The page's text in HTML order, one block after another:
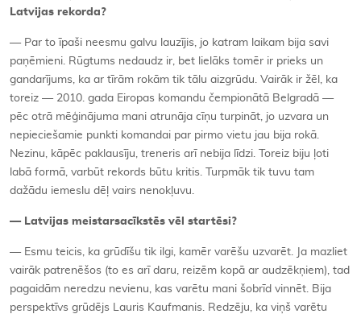
Latvijas rekorda?
— Par to īpaši neesmu galvu lauzījis, jo katram laikam bija savi
paņēmieni. Rūgtums nedaudz ir, bet lielāks tomēr ir prieks un
gandarījums, ka ar tīrām rokām tik tālu aizgrūdu. Vairāk ir žēl, ka
toreiz — 2010. gada Eiropas komandu čempionātā Belgradā —
pēc otrā mēģinājuma mani atrunāja cīņu turpināt, jo uzvara un
nepieciešamie punkti komandai par pirmo vietu jau bija rokā.
Nezinu, kāpēc paklausīju, treneris arī nebija līdzi. Toreiz biju ļoti
labā formā, varbūt rekords būtu kritis. Turpmāk tik tuvu tam
dažādu iemeslu dēļ vairs nenokļuvu.
— Latvijas meistarsacīkstēs vēl startēsi?
— Esmu teicis, ka grūdīšu tik ilgi, kamēr varēšu uzvarēt. Ja mazliet
vairāk patrenēšos (to es arī daru, reizēm kopā ar audzēkņiem), tad
pagaidām neredzu nevienu, kas varētu mani šobrīd vinnēt. Bija
perspektīvs grūdējs Lauris Kaufmanis. Redzēju, ka viņš varētu